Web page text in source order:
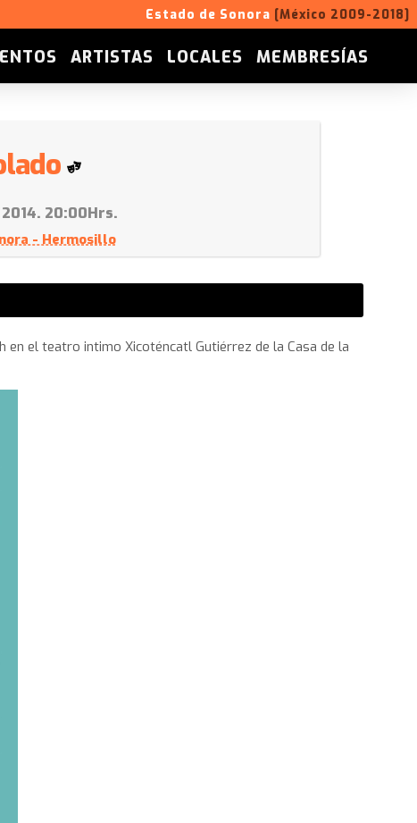
Estado de Sonora [México 2009-2018]
MEMBRESÍAS
LOCALES
ARTISTAS
20:00Hrs.
- Hermosillo
el teatro intimo Xicoténcatl Gutiérrez de la Casa de la